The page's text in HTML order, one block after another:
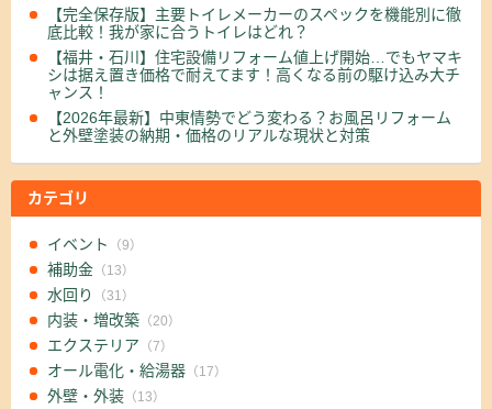
【完全保存版】主要トイレメーカーのスペックを機能別に徹
底比較！我が家に合うトイレはどれ？
【福井・石川】住宅設備リフォーム値上げ開始…でもヤマキ
シは据え置き価格で耐えてます！高くなる前の駆け込み大チ
ャンス！
【2026年最新】中東情勢でどう変わる？お風呂リフォーム
と外壁塗装の納期・価格のリアルな現状と対策
カテゴリ
イベント （9）
補助金（13）
水回り （31）
内装・増改築（20）
エクステリア （7）
オール電化・給湯器（17）
外壁・外装（13）